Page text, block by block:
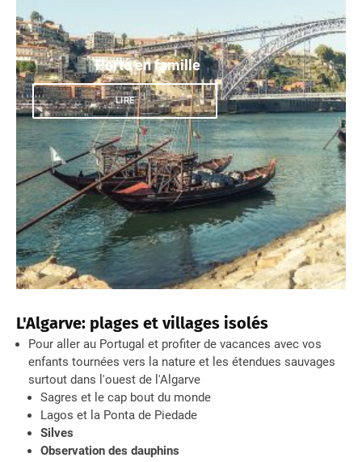
Porto en famille
LIRE
L'Algarve: plages et villages isolés
Pour aller au Portugal et profiter de vacances avec vos
enfants tournées vers la nature et les étendues sauvages
surtout dans l'ouest de l'Algarve
Sagres et le cap bout du monde
Lagos et la Ponta de Piedade
Silves
Observation des dauphins